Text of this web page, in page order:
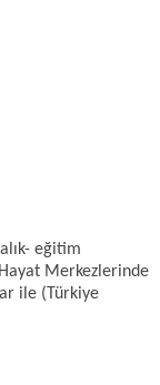
eğitim
Merkezlerinde
ile (Türkiye